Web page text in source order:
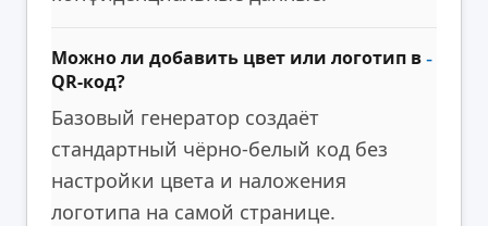
Можно ли добавить цвет или логотип в
QR-код?
Базовый генератор создаёт
стандартный чёрно-белый код без
настройки цвета и наложения
логотипа на самой странице.